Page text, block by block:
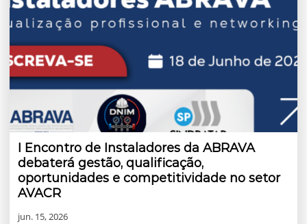
I Encontro de Instaladores da ABRAVA
debaterá gestão, qualificação,
oportunidades e competitividade no setor
AVACR
jun. 15, 2026